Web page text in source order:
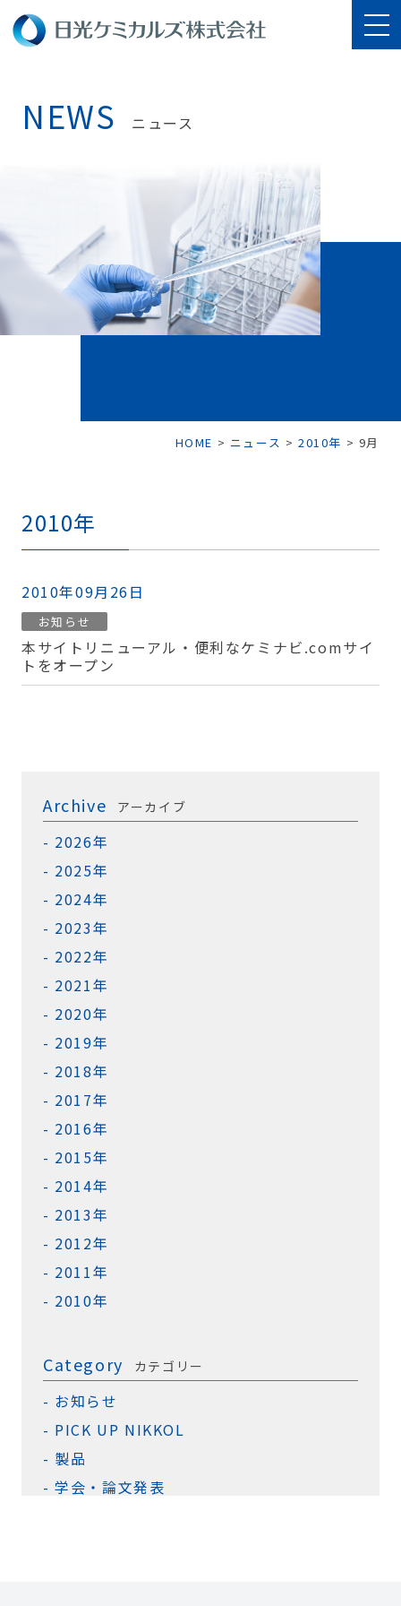
NEWS ニュース
HOME > ニュース > 2010年 > 9月
2010年
2010年09月26日
お知らせ
本サイトリニューアル・便利なケミナビ.comサイ
トをオープン
Archive アーカイブ
2026年
2025年
2024年
2023年
2022年
2021年
2020年
2019年
2018年
2017年
2016年
2015年
2014年
2013年
2012年
2011年
2010年
Category カテゴリー
お知らせ
PICK UP NIKKOL
製品
学会・論文発表